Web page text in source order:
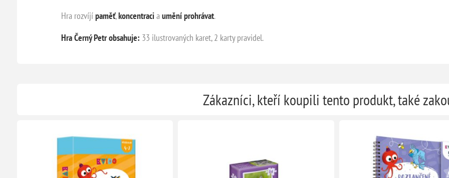
Hra rozvíjípaměť,koncentraciaumění prohrávat.
Hra Černý Petr obsahuje: 33 ilustrovaných karet, 2 karty pravidel.
Zákazníci, kteří koupili tento produkt, také